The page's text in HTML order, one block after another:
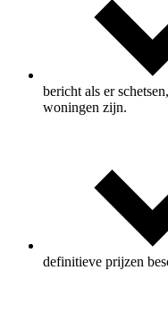
bericht als er
woningen zijn.
definitieve prijzen